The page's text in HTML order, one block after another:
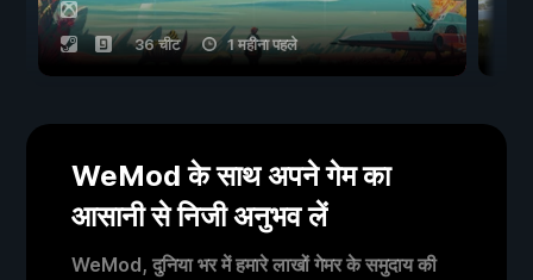
36 चीट 1 महीना पहले
WeMod के साथ अपने गेम का
आसानी से निजी अनुभव लें
WeMod, दुनिया भर में हमारे लाखों गेमर के समुदाय की